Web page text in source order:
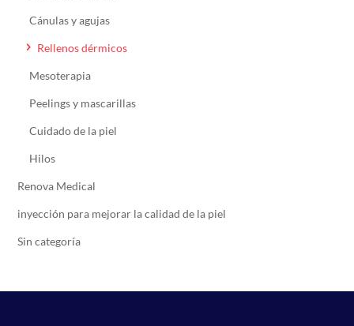
Cánulas y agujas
Rellenos dérmicos
Mesoterapia
Peelings y mascarillas
Cuidado de la piel
Hilos
Renova Medical
inyección para mejorar la calidad de la piel
Sin categoría